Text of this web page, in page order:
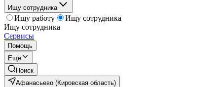
Ищу сотрудника
Ищу работу
Ищу сотрудника
Ищу сотрудника
Сервисы
Помощь
Ещё
Поиск
Афанасьево (Кировская область)